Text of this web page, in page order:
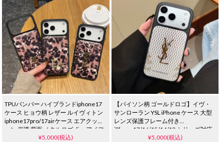
TPUバンパー ハイブランドiphone17
ケース ヒョウ柄 レザー ルイヴィトン
iphone17pro/17airケース エアクッシ
ョン 保護 背面 メタルロゴ dior アイフ
ォン 16/16plusソフトケース 豹柄 可愛
¥5,000(税込)
【パイソン柄 ゴールドロゴ】イヴ・
サンローラン YSL iPhone ケース 大型
レンズ保護フレーム付き
iPhone17/16/15/14/13 シリーズ対応
Pro/Pro Max 含む 耐衝撃 高級感 ユニ
¥5,000(税込)